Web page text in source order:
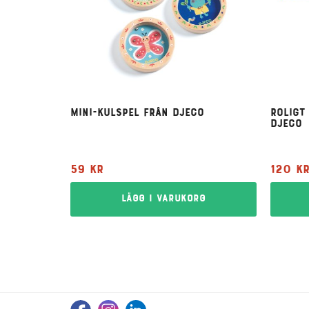
Mini-kulspel från Djeco
59 kr
Lägg i varukorg
Roligt
Djeco
120 kr